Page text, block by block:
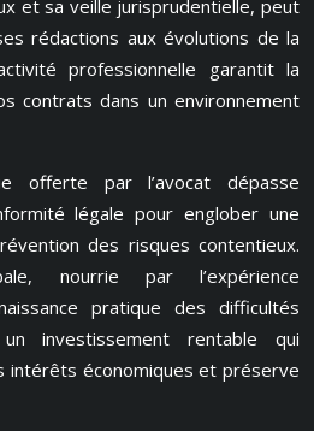
et sa veille jurisprudentielle, peut
rédactions aux évolutions de la
professionnelle garantit la
contrats dans un environnement
offerte par l’avocat dépasse
légale pour englober une
des risques contentieux.
nourrie par l’expérience
pratique des difficultés
investissement rentable qui
intérêts économiques et préserve